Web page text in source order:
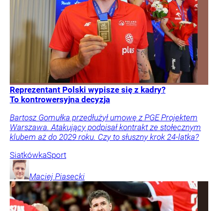
Reprezentant Polski wypisze się z kadry?
To kontrowersyjna decyzja
Bartosz Gomułka przedłużył umowę z PGE Projektem
Warszawa. Atakujący podpisał kontrakt ze stołecznym
klubem aż do 2029 roku. Czy to słuszny krok 24-latka?
SiatkówkaSport
Maciej Piasecki